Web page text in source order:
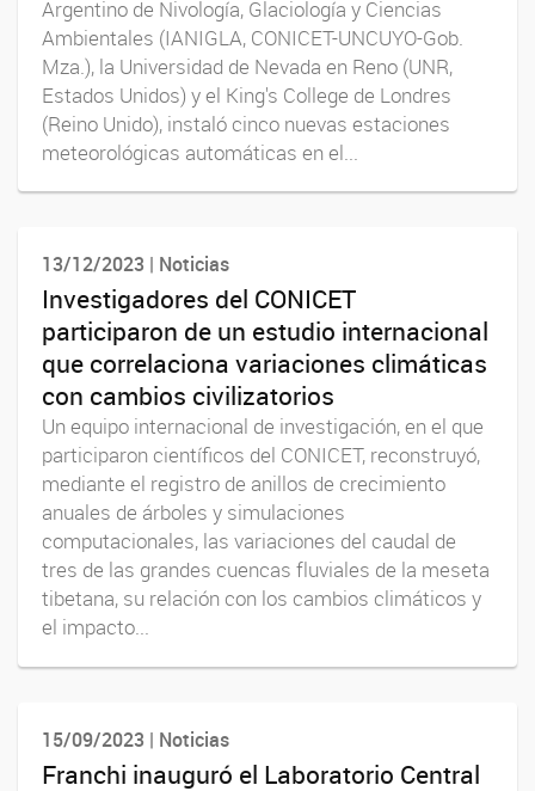
Argentino de Nivología, Glaciología y Ciencias
Ambientales (IANIGLA, CONICET-UNCUYO-Gob.
Mza.), la Universidad de Nevada en Reno (UNR,
Estados Unidos) y el King's College de Londres
(Reino Unido), instaló cinco nuevas estaciones
meteorológicas automáticas en el...
13/12/2023 | Noticias
Investigadores del CONICET
participaron de un estudio internacional
que correlaciona variaciones climáticas
con cambios civilizatorios
Un equipo internacional de investigación, en el que
participaron científicos del CONICET, reconstruyó,
mediante el registro de anillos de crecimiento
anuales de árboles y simulaciones
computacionales, las variaciones del caudal de
tres de las grandes cuencas fluviales de la meseta
tibetana, su relación con los cambios climáticos y
el impacto...
15/09/2023 | Noticias
Franchi inauguró el Laboratorio Central